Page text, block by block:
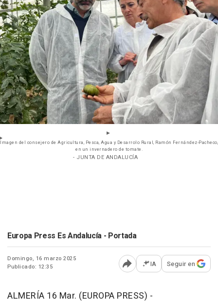
Imagen del consejero de Agricultura, Pesca, Agua y Desarrolo Rural, Ramón Fernández-Pacheco,
en un invernadero de tomate.
- JUNTA DE ANDALUCÍA
Europa Press Es Andalucía - Portada
Domingo, 16 marzo 2025
Publicado: 12:35
Abrir opciones para
IA Seguir en
ALMERÍA 16 Mar. (EUROPA PRESS) -